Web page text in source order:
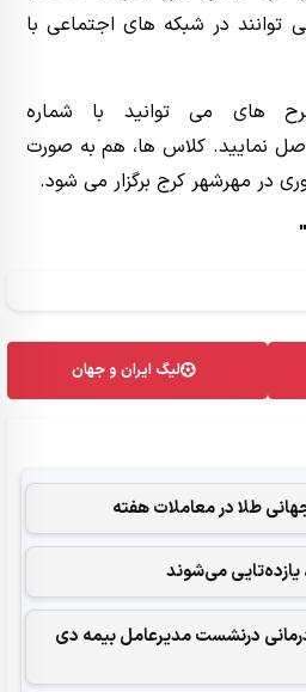
در شبکه های اجتماعی با
های می توانید با شماره
تماس حاصل نمایید. کلاس ها، هم به صورت
در مهرشهر کرج برگزار می شود.
لیگ ایران و جهان
می‌شوند
درنشست مدیرعامل بیمه دی